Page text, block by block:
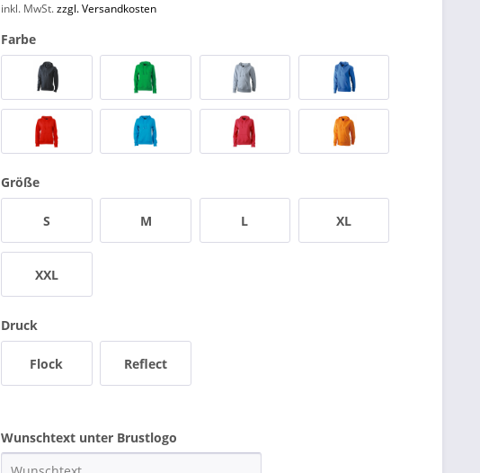
inkl. MwSt.zzgl. Versandkosten
Farbe
Größe
S M L XL
XXL
Druck
Flock Reflect
Wunschtext unter Brustlogo